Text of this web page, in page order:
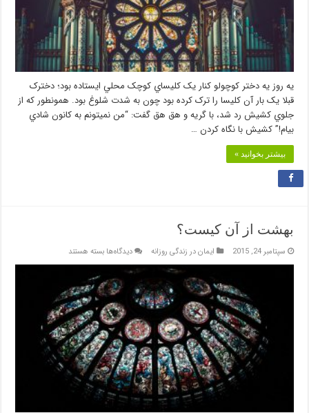
یه روز يه دختر کوچولو کنار يک کليساي کوچک محلي ايستاده بود؛ دخترک
قبلا يک بار آن کليسا را ترک کرده بود چون به شدت شلوغ بود. همونطور که از
جلوي کشيش رد شد، با گريه و هق هق گفت: “من نميتونم به کانون شادي
بيام!” کشيش با نگاه کردن …
بیشتر بخوانید »
بهشت از آن کیست؟
سپتامبر 24, 2015 ایمان در زندگی روزانه دیدگاه‌ها برای
بهشت
از
آن
کیست؟
بسته هستند